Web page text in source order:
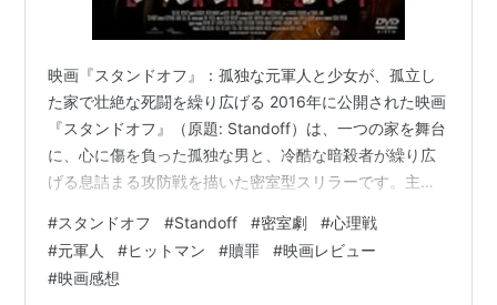
映画『スタンドオフ』：孤独な元軍人と少女が、孤立し
た家で壮絶な死闘を繰り広げる 2016年に公開された映画
『スタンドオフ』（原題: Standoff）は、一つの家を舞台
に、心に傷を負った孤独な男と、冷酷な暗殺者が繰り広
げる息詰まる攻防戦を描いた密室型スリラーです。主人
の不注意で最愛の我が子を失った悲しみから立ち直れ
ず、荒地に立つ一軒家で独り、失意の日々を送っていま
した。そんな彼の前に現れたのは、墓地で暗殺の現場を
#スタンドオフ #Standoff #密室劇 #心理戦
#元軍人 #ヒットマン #贖罪 #映画レビュー
#映画感想